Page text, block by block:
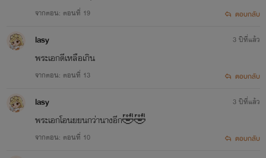
จากตอน: ตอนที่ 19 ตอบกลับ
lasy
พระเอกดีเหลือเกิน
จากตอน: ตอนที่ 13
3 ปีที่แล้ว
ตอบกลับ
lasy
พระเอกโอนยยนกว่านางอีก🤣🤣
จากตอน: ตอนที่ 10
3 ปีที่แล้ว
ตอบกลับ